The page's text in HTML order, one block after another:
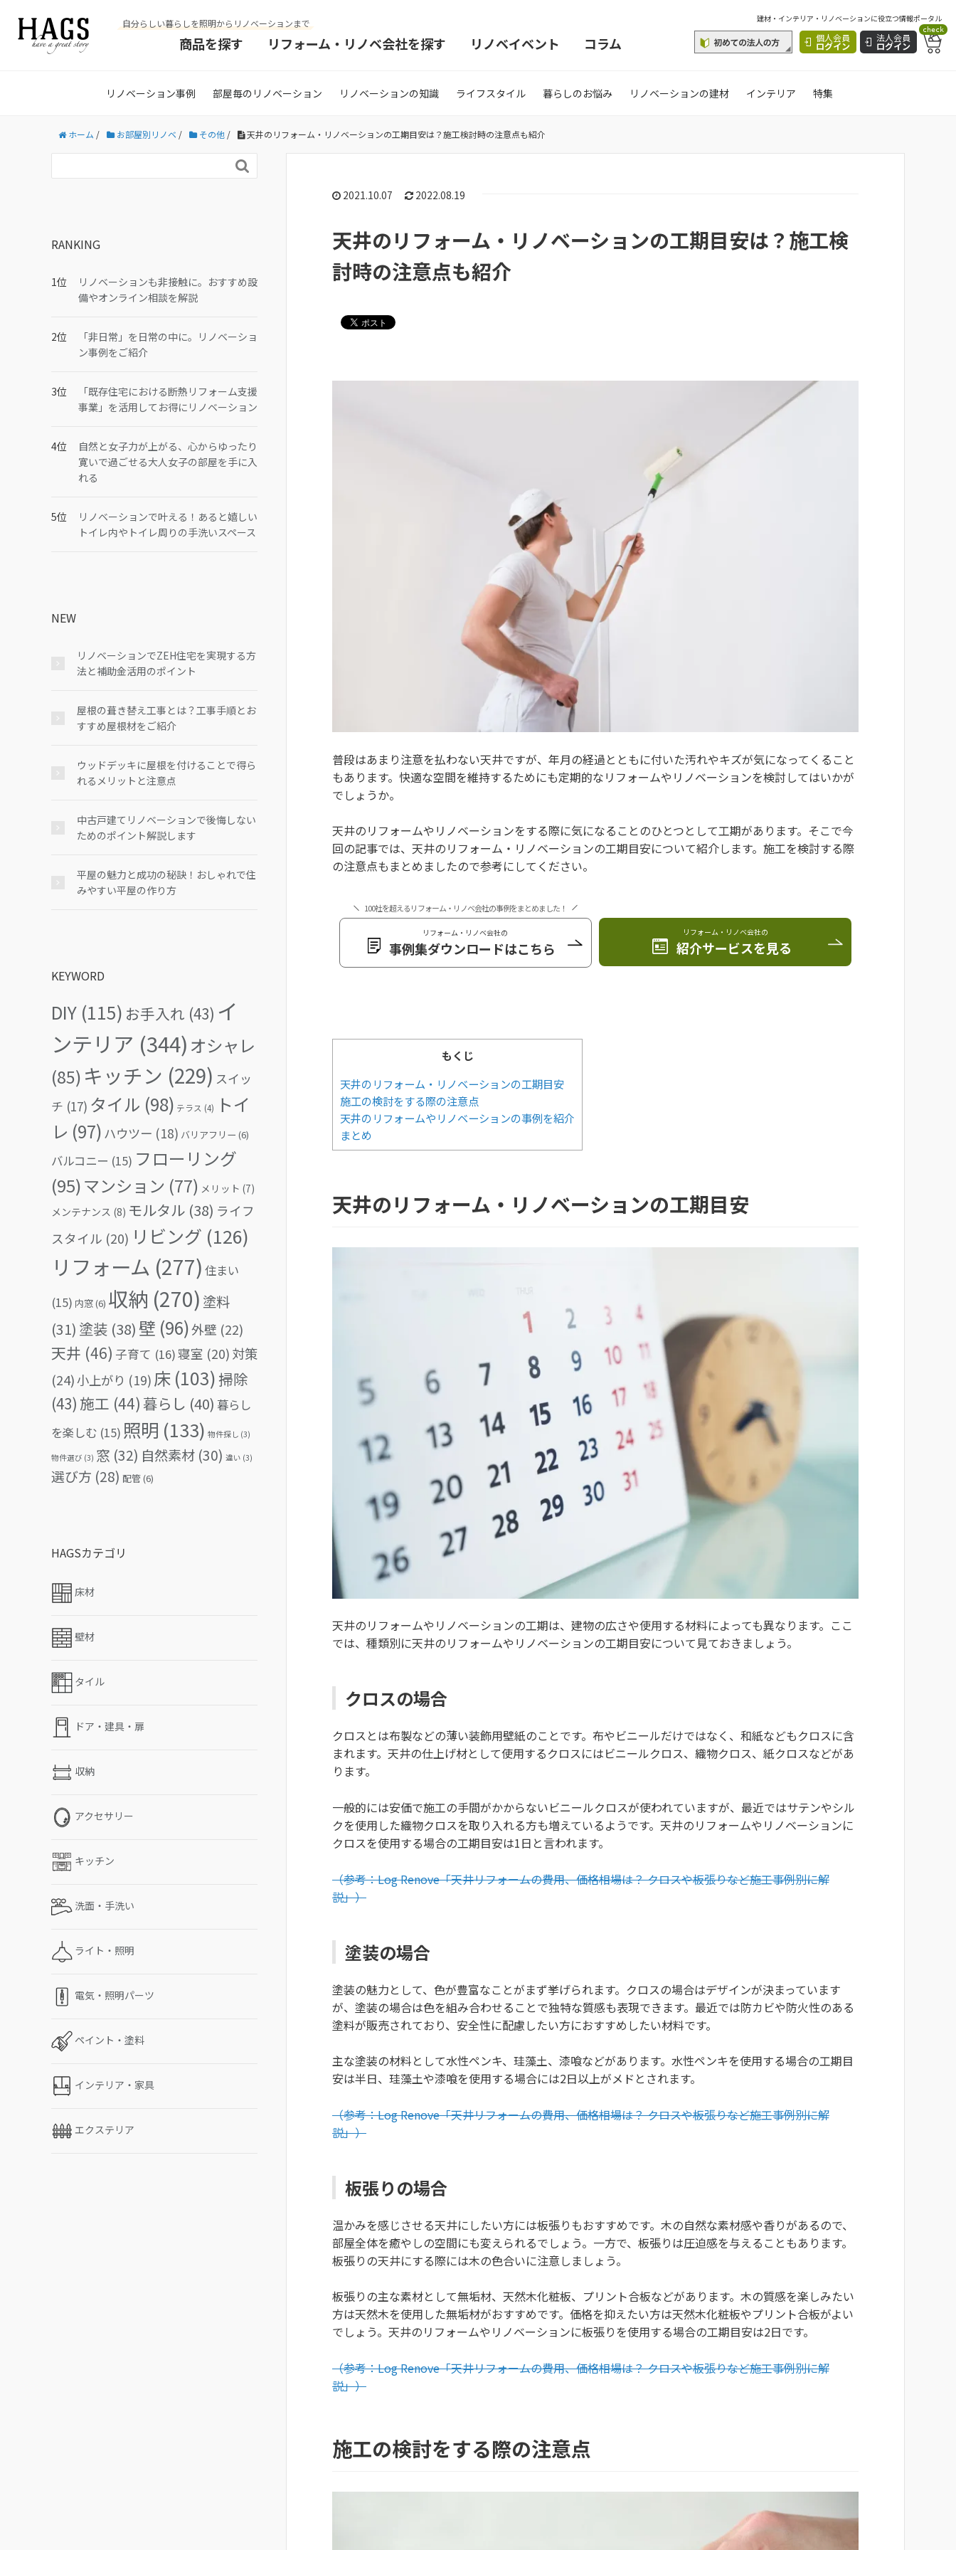
自分らしい暮らしを照明からリノベーションまで
商品を探す リフォーム・リノベ会社を探す リノベイベント コラム
建材・インテリア・リノベーションに役立つ情報ポータル
個人会員
ログイン
法人会員
ログイン
check
リノベーション事例 部屋毎のリノベーション リノベーションの知識 ライフスタイル 暮らしのお悩み リノベーションの建材 インテリア 特集
ホーム / お部屋別リノベ / その他 / 天井のリフォーム・リノベーションの工期目安は？施工検討時の注意点も紹介
2021.10.07 2022.08.19
天井のリフォーム・リノベーションの工期目安は？施工検
討時の注意点も紹介
普段はあまり注意を払わない天井ですが、年月の経過とともに付いた汚れやキズが気になってくること
もあります。快適な空間を維持するためにも定期的なリフォームやリノベーションを検討してはいかが
でしょうか。
天井のリフォームやリノベーションをする際に気になることのひとつとして工期があります。そこで今
回の記事では、天井のリフォーム・リノベーションの工期目安について紹介します。施工を検討する際
の注意点もまとめましたので参考にしてください。
100社を超えるリフォーム・リノベ会社の事例をまとめました！
リフォーム・リノベ会社の
事例集ダウンロードはこちら
リフォーム・リノベ会社の
紹介サービスを見る
もくじ
天井のリフォーム・リノベーションの工期目安
施工の検討をする際の注意点
天井のリフォームやリノベーションの事例を紹介
まとめ
天井のリフォーム・リノベーションの工期目安
天井のリフォームやリノベーションの工期は、建物の広さや使用する材料によっても異なります。ここ
では、種類別に天井のリフォームやリノベーションの工期目安について見ておきましょう。
クロスの場合
クロスとは布製などの薄い装飾用壁紙のことです。布やビニールだけではなく、和紙などもクロスに含
まれます。天井の仕上げ材として使用するクロスにはビニールクロス、織物クロス、紙クロスなどがあ
ります。
一般的には安価で施工の手間がかからないビニールクロスが使われていますが、最近ではサテンやシル
クを使用した織物クロスを取り入れる方も増えているようです。天井のリフォームやリノベーションに
クロスを使用する場合の工期目安は1日と言われます。
（参考：Log Renove「天井リフォームの費用、価格相場は？ クロスや板張りなど施工事例別に解
説」）
塗装の場合
塗装の魅力として、色が豊富なことがまず挙げられます。クロスの場合はデザインが決まっています
が、塗装の場合は色を組み合わせることで独特な質感も表現できます。最近では防カビや防火性のある
塗料が販売されており、安全性に配慮したい方におすすめしたい材料です。
主な塗装の材料として水性ペンキ、珪藻土、漆喰などがあります。水性ペンキを使用する場合の工期目
安は半日、珪藻土や漆喰を使用する場合には2日以上がメドとされます。
（参考：Log Renove「天井リフォームの費用、価格相場は？ クロスや板張りなど施工事例別に解
説」）
板張りの場合
温かみを感じさせる天井にしたい方には板張りもおすすめです。木の自然な素材感や香りがあるので、
部屋全体を癒やしの空間にも変えられるでしょう。一方で、板張りは圧迫感を与えることもあります。
板張りの天井にする際には木の色合いに注意しましょう。
板張りの主な素材として無垢材、天然木化粧板、プリント合板などがあります。木の質感を楽しみたい
方は天然木を使用した無垢材がおすすめです。価格を抑えたい方は天然木化粧板やプリント合板がよい
でしょう。天井のリフォームやリノベーションに板張りを使用する場合の工期目安は2日です。
（参考：Log Renove「天井リフォームの費用、価格相場は？ クロスや板張りなど施工事例別に解
説」）
施工の検討をする際の注意点

RANKING
リノベーションも非接触に。おすすめ設
備やオンライン相談を解説
「非日常」を日常の中に。リノベーショ
ン事例をご紹介
「既存住宅における断熱リフォーム支援
事業」を活用してお得にリノベーション
自然と女子力が上がる、心からゆったり
寛いで過ごせる大人女子の部屋を手に入
れる
リノベーションで叶える！あると嬉しい
トイレ内やトイレ周りの手洗いスペース
NEW
リノベーションでZEH住宅を実現する方
法と補助金活用のポイント
屋根の葺き替え工事とは？工事手順とお
すすめ屋根材をご紹介
ウッドデッキに屋根を付けることで得ら
れるメリットと注意点
中古戸建てリノベーションで後悔しない
ためのポイント解説します
平屋の魅力と成功の秘訣！おしゃれで住
みやすい平屋の作り方
KEYWORD
DIY (115) お手入れ (43) イ
ンテリア (344) オシャレ
(85) キッチン (229) スイッ
チ (17) タイル (98) テラス (4)
トイ
レ (97) ハウツー (18) バリアフリー (6)
バルコニー (15) フローリング
(95)マンション (77) メリット (7)
メンテナンス (8) モルタル (38) ライフ
スタイル (20) リビング (126)
リフォーム (277) 住まい
(15) 内窓(6) 収納 (270) 塗料
(31) 塗装 (38) 壁 (96)外壁 (22)
天井 (46) 子育て (16)寝室 (20) 対策
(24)小上がり (19) 床 (103)掃除
(43) 施工 (44) 暮らし (40) 暮らし
を楽しむ (15) 照明 (133) 物件探し (3)
物件選び (3) 窓 (32) 自然素材 (30) 違い (3)
選び方 (28) 配管(6)
HAGSカテゴリ
床材
壁材
タイル
ドア・建具・扉
収納
アクセサリー
キッチン
洗面・手洗い
ライト・照明
電気・照明パーツ
ペイント・塗料
インテリア・家具
エクステリア